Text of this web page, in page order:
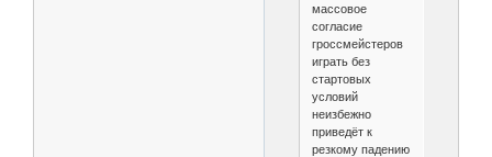
массовое
согласие
гроссмейстеров
играть без
стартовых
условий
неизбежно
приведёт к
резкому падению